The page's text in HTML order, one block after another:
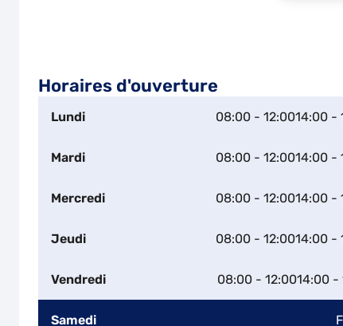
Horaires d'ouverture
Lundi 08:00 - 12:0014:00 -
Mardi 08:00 - 12:0014:00 -
Mercredi 08:00 - 12:0014:00 -
Jeudi 08:00 - 12:0014:00 -
Vendredi 08:00 - 12:0014:00 -
Samedi